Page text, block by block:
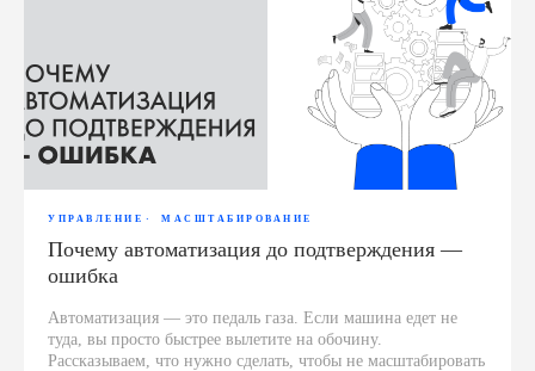
УПРАВЛЕНИЕ МАСШТАБИРОВАНИЕ
Почему автоматизация до подтверждения —
ошибка
Автоматизация — это педаль газа. Если машина едет не
туда, вы просто быстрее вылетите на обочину.
Рассказываем, что нужно сделать, чтобы не масштабировать